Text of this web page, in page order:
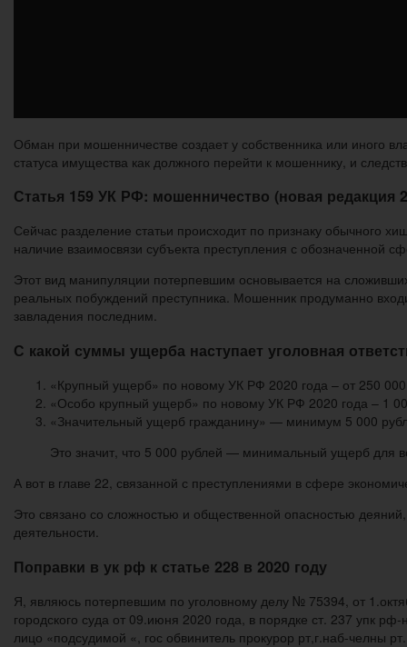
Обман при мошенничестве создает у собственника или иного
статуса имущества как должного перейти к мошеннику, и
Статья 159 УК РФ: мошенничество (новая редакция
Сейчас разделение статьи происходит по признаку обычного
наличие взаимосвязи субъекта преступления с обозначенной
Этот вид манипуляции потерпевшим основывается на
реальных побуждений преступника. Мошенник продуманно
завладения последним.
С какой суммы ущерба наступает уголовная
«Крупный ущерб» по новому УК РФ 2020 года – от 250
«Особо крупный ущерб» по новому УК РФ 2020 года – 1
«Значительный ущерб гражданину» — минимум 5 000
Это значит, что 5 000 рублей — минимальный ущерб для
А вот в главе 22, связанной с преступлениями в сфере
Это связано со сложностью и общественной опасностью
деятельности.
Поправки в ук рф к статье 228 в 2020 году
Я, являюсь потерпевшим по уголовному делу № 75394, от
городского суда от 09.июня 2020 года, в порядке ст. 237 упк
лицо «подсудимой «, гос обвинитель прокурор рт,г.наб-челны рт.